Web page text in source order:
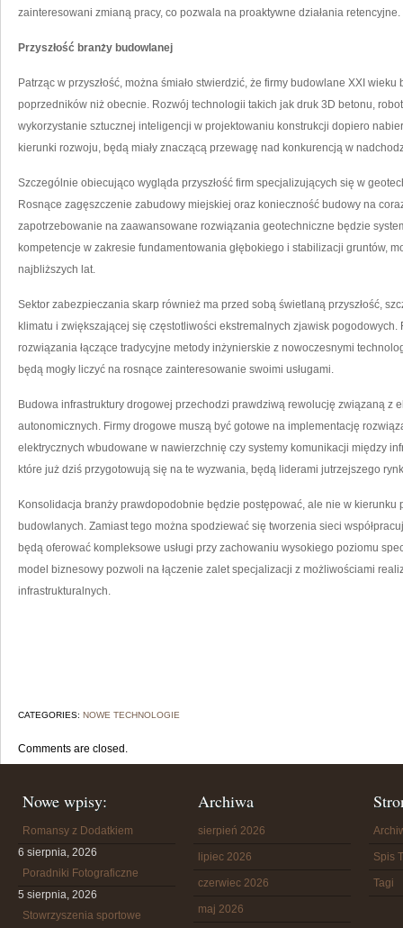
zainteresowani zmianą pracy, co pozwala na proaktywne działania retencyjne.
Przyszłość branży budowlanej
Patrząc w przyszłość, można śmiało stwierdzić, że firmy budowlane XXI
poprzedników niż obecnie. Rozwój technologii takich jak druk 3D betonu,
wykorzystanie sztucznej inteligencji w projektowaniu konstrukcji dopiero
kierunki rozwoju, będą miały znaczącą przewagę nad konkurencją w
Szczególnie obiecująco wygląda przyszłość firm specjalizujących się w
Rosnące zagęszczenie zabudowy miejskiej oraz konieczność budowy na
zapotrzebowanie na zaawansowane rozwiązania geotechniczne będzie
kompetencje w zakresie fundamentowania głębokiego i stabilizacji gruntów,
najbliższych lat.
Sektor zabezpieczania skarp również ma przed sobą świetlaną przyszłość,
klimatu i zwiększającej się częstotliwości ekstremalnych zjawisk
rozwiązania łączące tradycyjne metody inżynierskie z nowoczesnymi
będą mogły liczyć na rosnące zainteresowanie swoimi usługami.
Budowa infrastruktury drogowej przechodzi prawdziwą rewolucję związaną z
autonomicznych. Firmy drogowe muszą być gotowe na implementację
elektrycznych wbudowane w nawierzchnię czy systemy komunikacji między
które już dziś przygotowują się na te wyzwania, będą liderami jutrzejszego
Konsolidacja branży prawdopodobnie będzie postępować, ale nie w
budowlanych. Zamiast tego można spodziewać się tworzenia sieci
będą oferować kompleksowe usługi przy zachowaniu wysokiego poziomu
model biznesowy pozwoli na łączenie zalet specjalizacji z możliwościami
infrastrukturalnych.
CATEGORIES: NOWE TECHNOLOGIE
Comments are closed.
Nowe wpisy:
Romansy z Dodatkiem
6 sierpnia, 2026
Poradniki Fotograficzne
5 sierpnia, 2026
Stowrzyszenia sportowe
Archiwa
sierpień 2026
lipiec 2026
czerwiec 2026
maj 2026
Spis
Tagi